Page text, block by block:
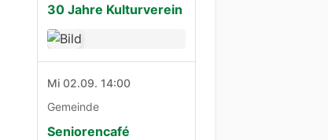
30 Jahre Kulturverein
Mi 02.09. 14:00
Gemeinde
Seniorencafé